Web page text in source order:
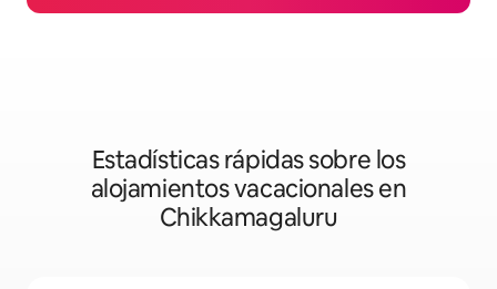
Estadísticas rápidas sobre los
alojamientos vacacionales en
Chikkamagaluru